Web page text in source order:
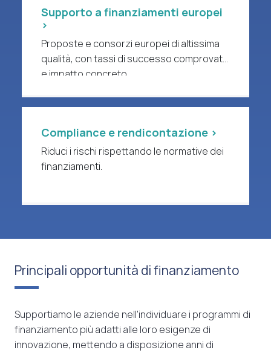
Supporto a finanziamenti europei
>
Proposte e consorzi europei di altissima
qualità, con tassi di successo comprovati
e impatto concreto.
Compliance e rendicontazione >
Riduci i rischi rispettando le normative dei
finanziamenti.
Principali opportunità di finanziamento
Supportiamo le aziende nell’individuare i programmi di
finanziamento più adatti alle loro esigenze di
innovazione, mettendo a disposizione anni di